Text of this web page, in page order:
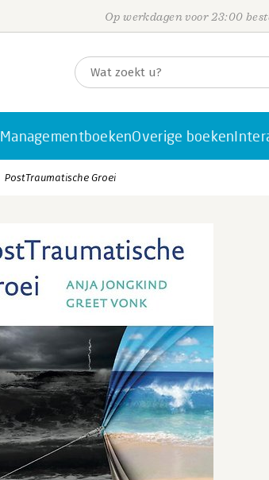
Op werkdagen voor 23:00
ManagementboekenOverige boeken
PostTraumatische Groei